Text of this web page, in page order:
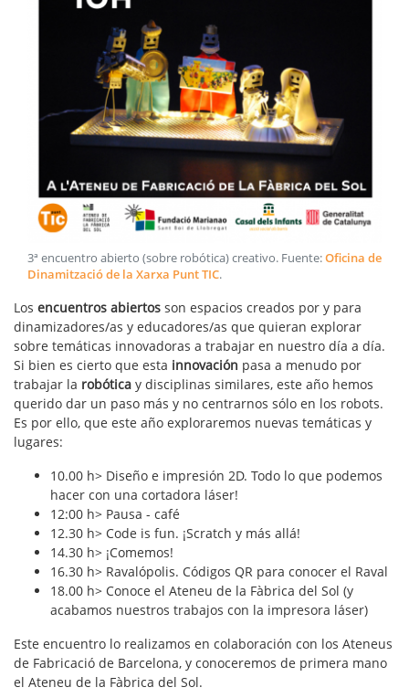
3ª encuentro abierto (sobre robótica) creativo. Fuente:Oficina de
Dinamització de la Xarxa Punt TIC.
Los encuentros abiertos son espacios creados por y para
dinamizadores/as y educadores/as que quieran explorar
sobre temáticas innovadoras a trabajar en nuestro día a día.
Si bien es cierto que esta innovación pasa a menudo por
trabajar la robótica y disciplinas similares, este año hemos
querido dar un paso más y no centrarnos sólo en los robots.
Es por ello, que este año exploraremos nuevas temáticas y
lugares:
10.00 h> Diseño e impresión 2D. Todo lo que podemos
hacer con una cortadora láser!
12:00 h> Pausa - café
12.30 h> Code is fun. ¡Scratch y más allá!
14.30 h> ¡Comemos!
16.30 h> Ravalópolis. Códigos QR para conocer el Raval
18.00 h> Conoce el Ateneu de la Fàbrica del Sol (y
acabamos nuestros trabajos con la impresora láser)
Este encuentro lo realizamos en colaboración con los Ateneus
de Fabricació de Barcelona, ​​y conoceremos de primera mano
el Ateneu de la Fàbrica del Sol.